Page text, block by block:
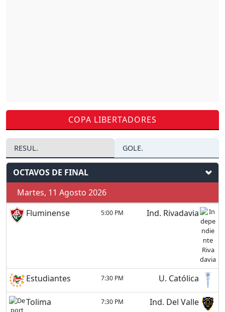
COPA LIBERTADORES
RESUL. GOLE.
OCTAVOS DE FINAL
Martes, 11 Agosto 2026
Fluminense
5:00 PM Ind. Rivadavia
Estudiantes 7:30 PM U. Católica
Tolima 7:30 PM Ind. Del Valle